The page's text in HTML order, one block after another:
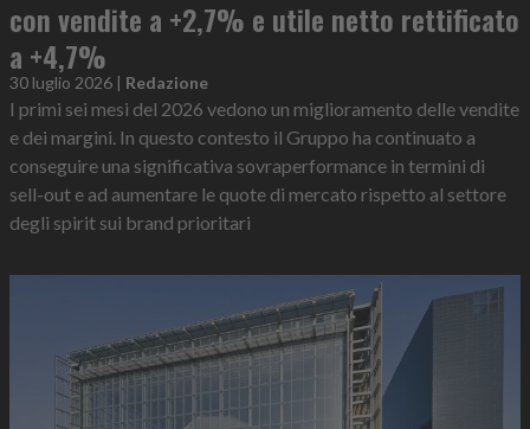
con vendite a +2,7% e utile netto rettificato
a +4,7%
30 luglio 2026 | Redazione
I primi sei mesi del 2026 vedono un miglioramento delle vendite
e dei margini. In questo contesto il Gruppo ha continuato a
conseguire una significativa sovraperformance in termini di
sell-out e ad aumentare le quote di mercato rispetto al settore
degli spirit sui brand prioritari